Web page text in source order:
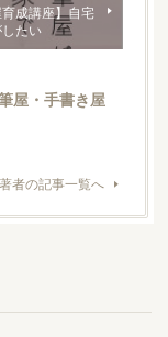
育成講座】自宅
たい
屋・手書き屋
者の記事一覧へ